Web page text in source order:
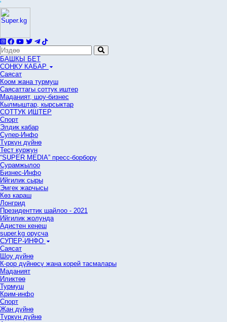
'
БАШКЫ БЕТ
СОҢКУ КАБАР
Саясат
Коом жана турмуш
Саясаттагы соттук иштер
Маданият, шоу-бизнес
Кылмыштар, кырсыктар
СОТТУК ИШТЕР
Спорт
Элдик кабар
Супер-Инфо
Түркүн дүйнө
Тест куржун
“SUPER MEDIA” пресс-борбору
Сурамжылоо
Бизнес-Инфо
Ийгилик сыры
Эмгек жарчысы
Көз караш
Лонгрид
Президенттик шайлоо - 2021
Ийгилик жолунда
Адистен кеңеш
super.kg орусча
СУПЕР-ИНФО
Саясат
Шоу дүйнө
К-рор дүйнөсү жана корей тасмалары
Маданият
Иликтөө
Турмуш
Крим-инфо
Спорт
Жан дүйнө
Түркүн дүйнө